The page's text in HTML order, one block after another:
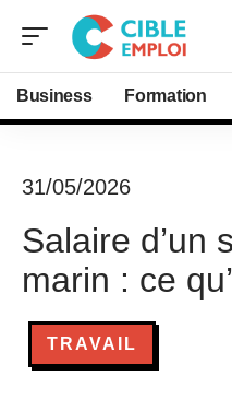
Business Formation
31/05/2026
Salaire d’un
marin : ce
TRAVAIL